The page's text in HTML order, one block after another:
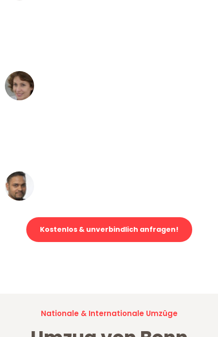
Kostenlos & unverbindlich anfragen!
Nationale & Internationale Umzüge